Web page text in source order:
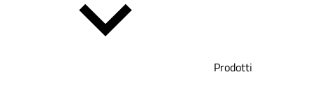
Prodotti